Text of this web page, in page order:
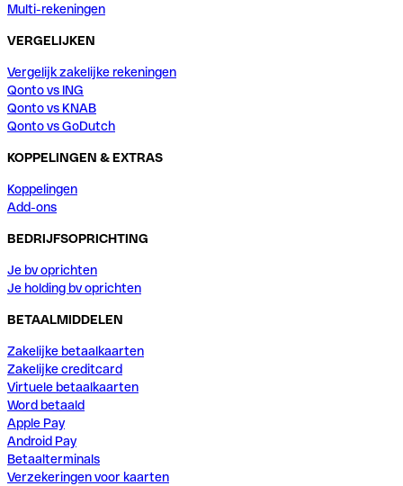
Multi-rekeningen
VERGELIJKEN
Vergelijk zakelijke rekeningen
Qonto vs ING
Qonto vs KNAB
Qonto vs GoDutch
KOPPELINGEN & EXTRAS
Koppelingen
Add-ons
BEDRIJFSOPRICHTING
Je bv oprichten
Je holding bv oprichten
BETAALMIDDELEN
Zakelijke betaalkaarten
Zakelijke creditcard
Virtuele betaalkaarten
Word betaald
Apple Pay
Android Pay
Betaalterminals
Verzekeringen voor kaarten